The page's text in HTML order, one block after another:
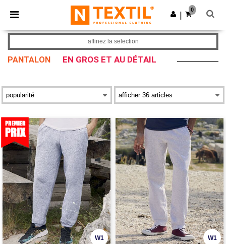
× Appli Ntextil
Meilleurs prix sur l’app !
Obtenir l'appli
0
PANTALON EN GROS ET AU DÉTAIL
affinez la selection
W1 W1